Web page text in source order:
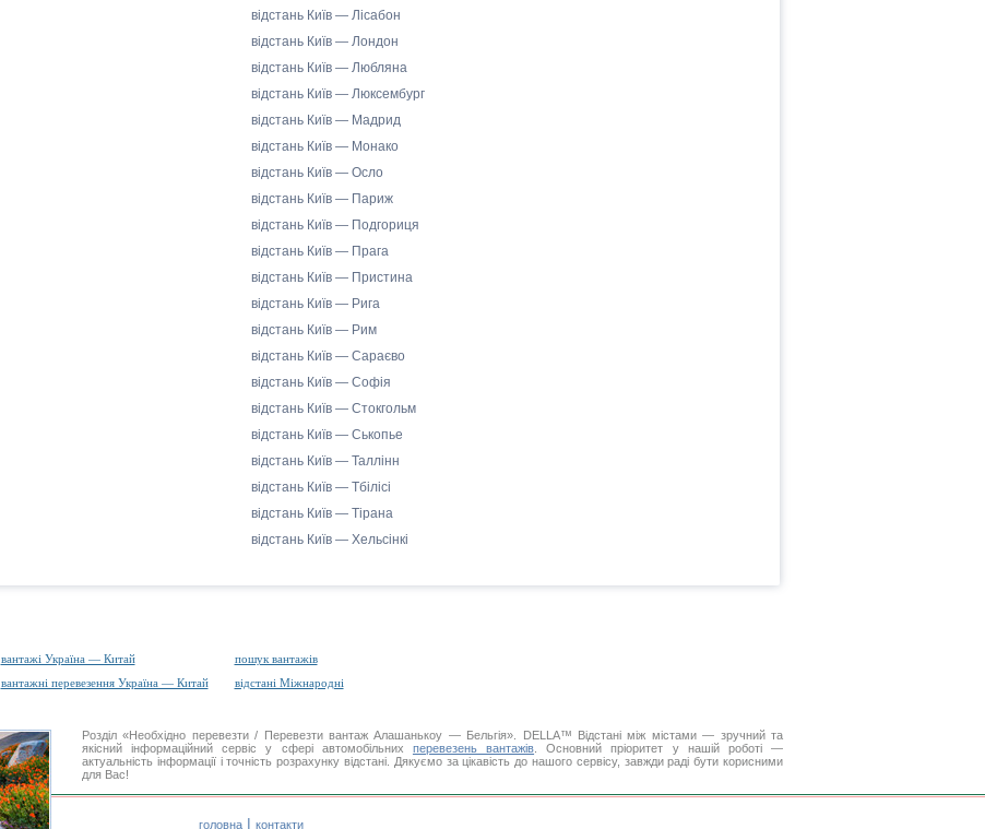
відстань Київ — Лісабон
відстань Київ — Лондон
відстань Київ — Любляна
відстань Київ — Люксембург
відстань Київ — Мадрид
відстань Київ — Монако
відстань Київ — Осло
відстань Київ — Париж
відстань Київ — Подгориця
відстань Київ — Прага
відстань Київ — Пристина
відстань Київ — Рига
відстань Київ — Рим
відстань Київ — Сараєво
відстань Київ — Софія
відстань Київ — Стокгольм
відстань Київ — Ськопье
відстань Київ — Таллінн
відстань Київ — Тбілісі
відстань Київ — Тірана
відстань Київ — Хельсінкі
вантажі Україна — Китай
пошук вантажів
вантажні перевезення Україна — Китай відстані Міжнародні
Розділ «Необхідно перевезти / Перевезти вантаж Алашанькоу — Бельгія». DELLA™ Відстані між містами— зручний та
якісний інформаційний сервіс у сфері автомобільних перевезень вантажів . Основний пріоритет у нашій роботі —
актуальність інформації і точність розрахунку відстані. Дякуємо за цікавість до нашого сервісу, завжди раді бути корисними
для Вас!
головна | контакти